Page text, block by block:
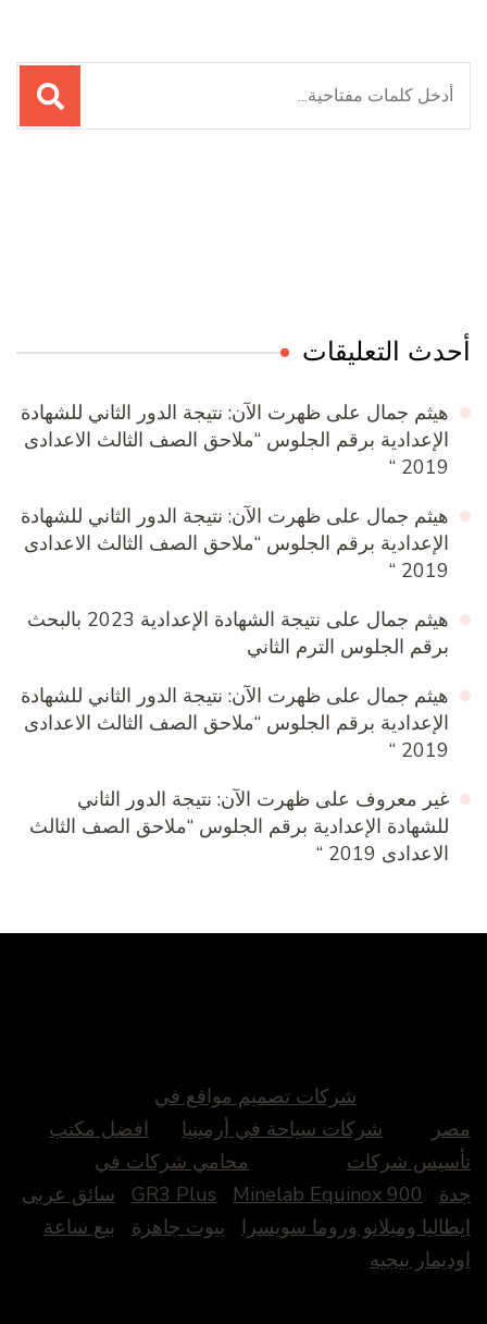
البحث
عن:
أحدث التعليقات
هيثم جمال على ظهرت الآن: نتيجة الدور الثاني للشهادة
الإعدادية برقم الجلوس “ملاحق الصف الثالث الاعدادى
2019 “
هيثم جمال على ظهرت الآن: نتيجة الدور الثاني للشهادة
الإعدادية برقم الجلوس “ملاحق الصف الثالث الاعدادى
2019 “
هيثم جمال على
نتيجة الشهادة الإعدادية 2023 بالبحث
برقم الجلوس الترم الثاني
هيثم جمال على ظهرت الآن: نتيجة الدور الثاني للشهادة
الإعدادية برقم الجلوس “ملاحق الصف الثالث الاعدادى
2019 “
غير معروف على ظهرت الآن: نتيجة الدور الثاني
للشهادة الإعدادية برقم الجلوس “ملاحق الصف الثالث
الاعدادى 2019 “
شركات تصميم مواقع في
مصر
شركات سياحة في أرمينيا
افضل مكتب
تأسيس شركات
محامي شركات في
جدة
GR3 Plus Minelab Equinox 900
سائق عربى
ايطاليا وميلانو وروما سويسرا
بيوت جاهزة
بيع ساعة
اوديمار بيجيه